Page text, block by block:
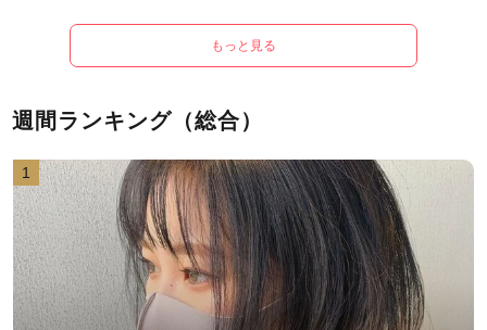
もっと見る
週間ランキング（総合）
1